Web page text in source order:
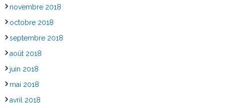
novembre 2018
octobre 2018
septembre 2018
août 2018
juin 2018
mai 2018
avril 2018